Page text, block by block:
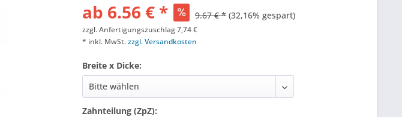
ab 6.56 € * 9.67 € * (32,16% gespart)
zzgl. Anfertigungszuschlag 7,74 €
* inkl. MwSt.zzgl. Versandkosten
Breite x Dicke:
Zahnteilung (ZpZ):